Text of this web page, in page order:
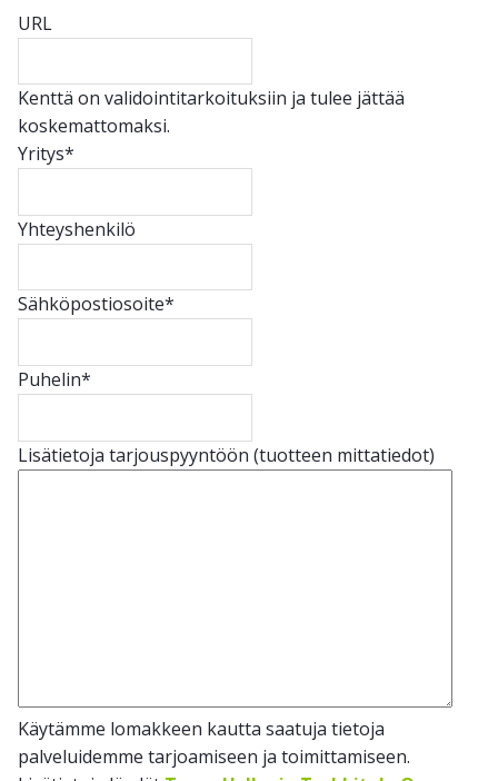
URL
Kenttä on validointitarkoituksiin ja tulee jättää
koskemattomaksi.
Yritys*
Yhteyshenkilö
Sähköpostiosoite*
Puhelin*
Lisätietoja tarjouspyyntöön (tuotteen mittatiedot)
Käytämme lomakkeen kautta saatuja tietoja
palveluidemme tarjoamiseen ja toimittamiseen.